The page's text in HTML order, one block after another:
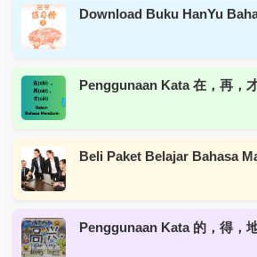
Download Buku HanYu
Penggunaan Kata 在，再，
Beli Paket Belajar Bahasa
Penggunaan Kata 的，得，